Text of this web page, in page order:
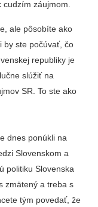
cudzím záujmom.
ale pôsobíte ako
by ste počúvať, čo
republiky je
slúžiť na
SR. To ste ako
dnes ponúkli na
Slovenskom a
politiku Slovenska
zmätený a treba s
tým povedať, že